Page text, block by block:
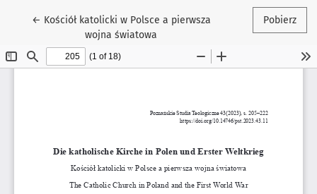
← Wróć do szczegółów artykułu
Kościół katolicki w Polsce a pierwsza
wojna światowa
Pobierz